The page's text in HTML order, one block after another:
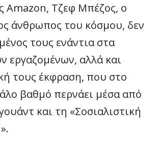
Amazon, Τζεφ Μπέζος, ο
άνθρωπος του κόσμου, δεν
τους ενάντια στα
εργαζομένων, αλλά και
τους έκφραση, που στο
βαθμό περνάει μέσα από
και τη «Σοσιαλιστική